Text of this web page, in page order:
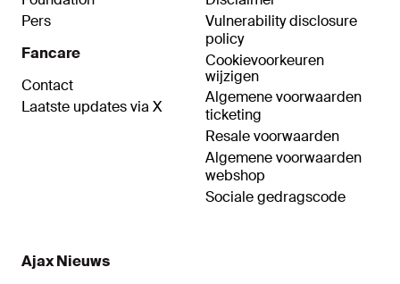
Pers
Fancare
Contact
Laatste updates via X
Vulnerability disclosure
policy
Cookievoorkeuren
wijzigen
Algemene voorwaarden
ticketing
Resale voorwaarden
Algemene voorwaarden
webshop
Sociale gedragscode
Ajax Nieuws